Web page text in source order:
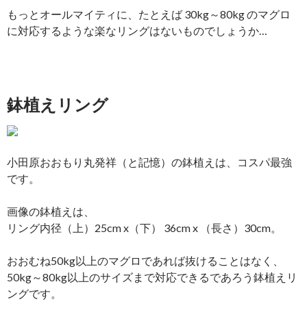
もっとオールマイティに、たとえば 30kg～80kg のマグロ
に対応するような楽なリングはないものでしょうか…
鉢植えリング
小田原おおもり丸発祥（と記憶）の鉢植えは、コスパ最強
です。
画像の鉢植えは、
リング内径（上）25cm x（下） 36cm x （長さ）30cm。
おおむね50kg以上のマグロであれば抜けることはなく、
50kg～80kg以上のサイズまで対応できるであろう鉢植えリ
ングです。